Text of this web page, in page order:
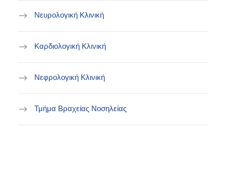
Νευρολογική Κλινική
Καρδιολογική Κλινική
Νεφρολογική Κλινική
Τμήμα Βραχείας Νοσηλείας